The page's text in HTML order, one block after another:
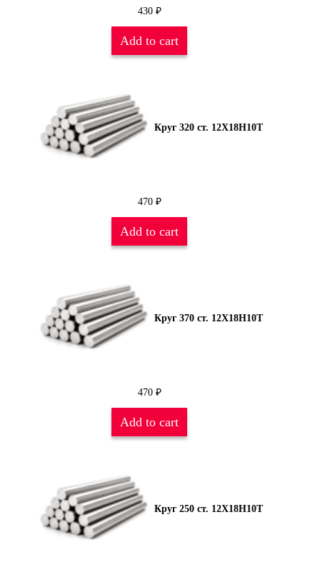
430 ₽
Add to cart
Круг 320 ст. 12Х18Н10Т
470 ₽
Add to cart
Круг 370 ст. 12Х18Н10Т
470 ₽
Add to cart
Круг 250 ст. 12Х18Н10Т